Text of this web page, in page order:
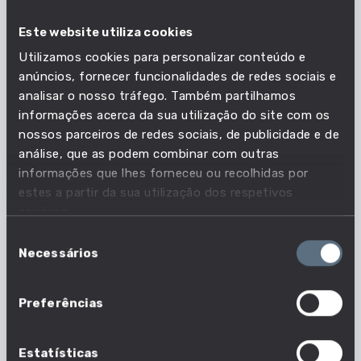
Este website utiliza cookies
Utilizamos cookies para personalizar conteúdo e
anúncios, fornecer funcionalidades de redes sociais e
analisar o nosso tráfego. Também partilhamos
informações acerca da sua utilização do site com os
nossos parceiros de redes sociais, de publicidade e de
análise, que as podem combinar com outras
informações que lhes forneceu ou recolhidas por
estes a partir da sua utilização dos respetivos
serviços.
deNecessários
Preferências
Estatísticas
agricultura,
produção animal,
pesca e floresta
Salário
Controladores de
Fabrico de coque e